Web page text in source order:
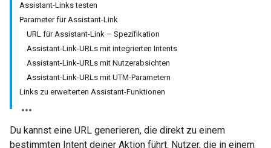
Assistant-Links testen
Parameter für Assistant-Link
URL für Assistant-Link – Spezifikation
Assistant-Link-URLs mit integrierten Intents
Assistant-Link-URLs mit Nutzerabsichten
Assistant-Link-URLs mit UTM-Parametern
Links zu erweiterten Assistant-Funktionen
Du kannst eine URL generieren, die direkt zu einem
bestimmten Intent deiner Aktion führt. Nutzer, die in einem